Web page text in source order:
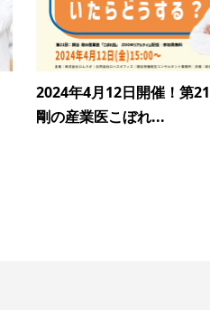
2024年4月12日開催！第
剛の産業医こぼれ...